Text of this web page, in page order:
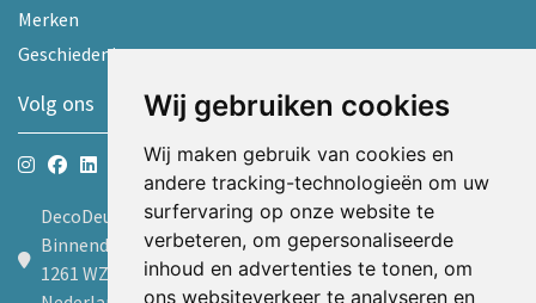
Wij gebruiken cookies
Wij maken gebruik van cookies en
andere tracking-technologieën om uw
surfervaring op onze website te
verbeteren, om gepersonaliseerde
inhoud en advertenties te tonen, om
ons websiteverkeer te analyseren en
Merken
Geschiedenis
Volg ons
DecoDeur B.V.
Binnendelta 9d
1261 WZ Blaricum